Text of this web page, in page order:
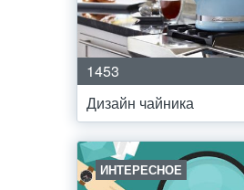
1453
Дизайн чайника
ИНТЕРЕСНОЕ